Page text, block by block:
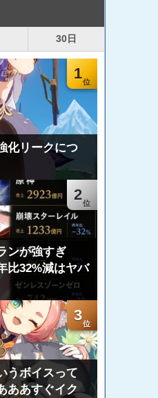
30日
1
化リークにつ
2
ンが強すぎ
比32%減はヤバ
3
うボイスって
ああすぐイク